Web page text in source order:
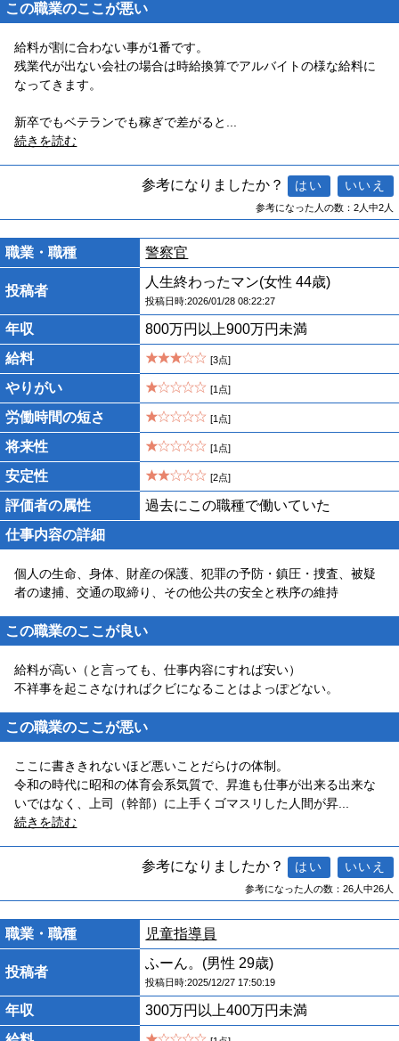
この職業のここが悪い
給料が割に合わない事が1番です。
残業代が出ない会社の場合は時給換算でアルバイトの様な給料に
なってきます。
新卒でもベテランでも稼ぎで差がると ...
続きを読む
参考になりましたか？
参考になった人の数：2人中2人
職業・職種 警察官
投稿者
人生終わったマン(女性 44歳)
投稿日時:2026/01/28 08:22:27
年収
800万円以上900万円未満
給料
[3点]
やりがい [1点]
労働時間の短さ [1点]
将来性 [1点]
安定性 [2点]
評価者の属性
過去にこの職種で働いていた
仕事内容の詳細
個人の生命、身体、財産の保護、犯罪の予防・鎮圧・捜査、被疑
者の逮捕、交通の取締り、その他公共の安全と秩序の維持
この職業のここが良い
給料が高い（と言っても、仕事内容にすれば安い）
不祥事を起こさなければクビになることはよっぽどない。
この職業のここが悪い
ここに書ききれないほど悪いことだらけの体制。
令和の時代に昭和の体育会系気質で、昇進も仕事が出来る出来な
いではなく、上司（幹部）に上手くゴマスリした人間が昇...
続きを読む
参考になりましたか？
参考になった人の数：26人中26人
職業・職種 児童指導員
投稿者
ふーん。(男性 29歳)
投稿日時:2025/12/27 17:50:19
年収
300万円以上400万円未満